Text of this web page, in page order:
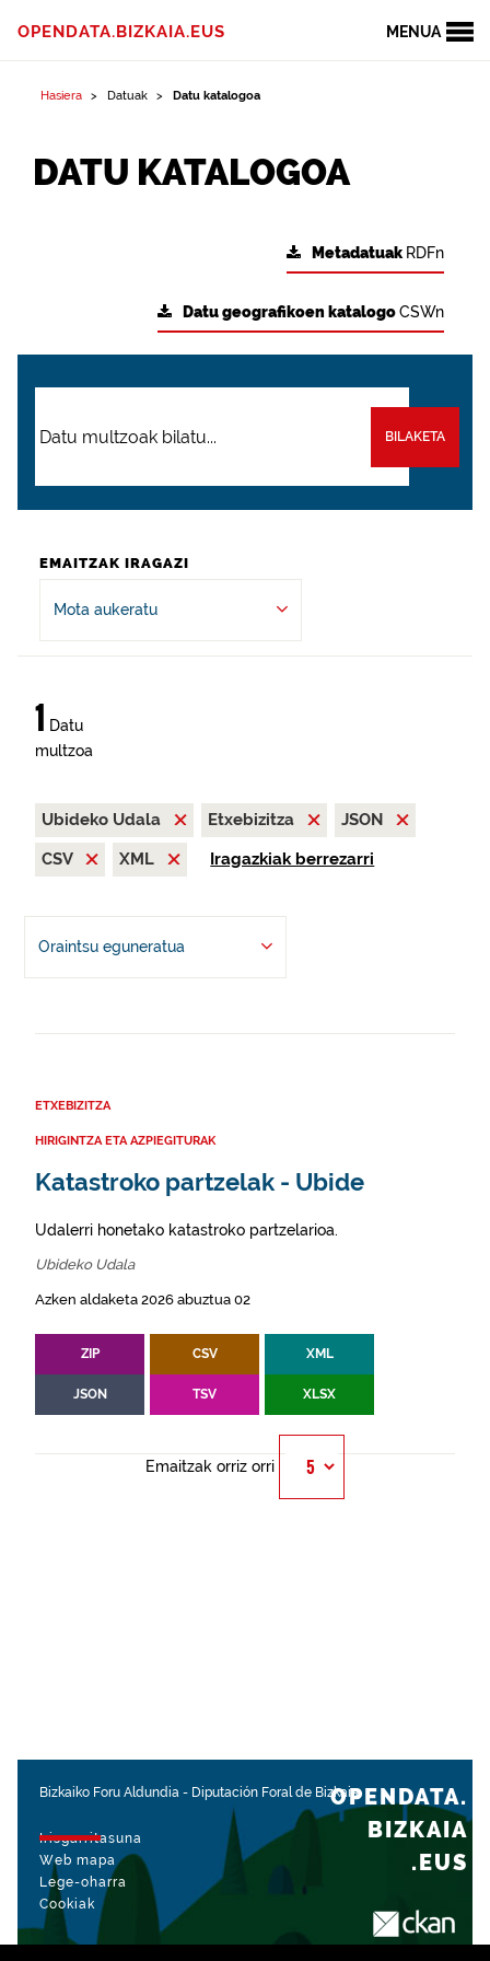
MENUA
OPENDATA.BIZKAIA.EUS
Hasiera Datuak Datu katalogoa
DATU KATALOGOA
Metadatuak RDFn
Datu geografikoen katalogoCSWn
BILAKETA
EMAITZAK IRAGAZI
Mota aukeratu
1 Datu
multzoa
Ubideko Udala Etxebizitza
JSON
CSV
XML Iragazkiak berrezarri
Oraintsu eguneratua
ETXEBIZITZA
HIRIGINTZA ETA AZPIEGITURAK
Katastroko partzelak - Ubide
Udalerri honetako katastroko partzelarioa.
Ubideko Udala
Azken aldaketa 2026 abuztua 02
ZIP CSV XML
JSON TSV XLSX
Emaitzak orriz orri
Bizkaiko Foru Aldundia - Diputación Foral de Bizkaia
Irisgarritasuna
Web mapa
Lege-oharra
Cookiak
OPENDATA.
BIZKAIA
.EUS